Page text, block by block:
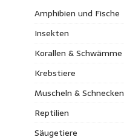
Amphibien und Fische
Insekten
Korallen & Schwämme
Krebstiere
Muscheln & Schnecken
Reptilien
Säugetiere